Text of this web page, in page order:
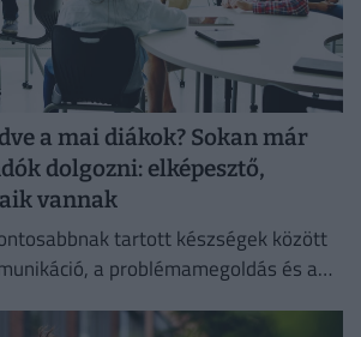
a mai diákok? Sokan már
dolgozni: elképesztő,
vannak
tartott készségek között
a problémamegoldás és a